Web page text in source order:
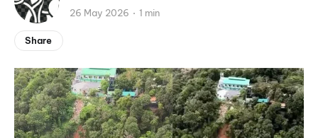
26 May 2026 1 min
Share